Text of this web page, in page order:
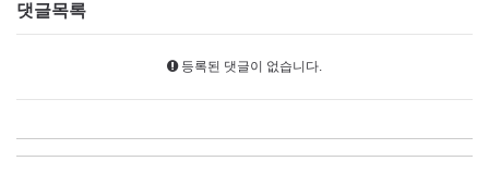
댓글목록
등록된 댓글이 없습니다.